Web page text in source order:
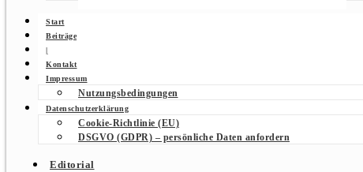
Start
Beiträge
|
Kontakt
Impressum
Nutzungsbedingungen
Datenschutzerklärung
Cookie-Richtlinie (EU)
DSGVO (GDPR) – persönliche Daten anfordern
Editorial